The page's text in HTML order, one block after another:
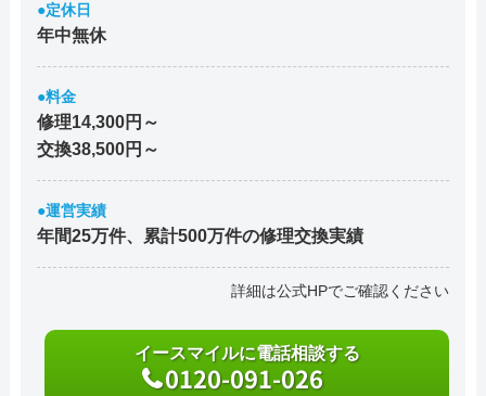
●定休日
年中無休
●料金
修理14,300円～
交換38,500円～
●運営実績
年間25万件、累計500万件の修理交換実績
詳細は公式HPでご確認ください
イースマイルに電話相談する
0120-091-026